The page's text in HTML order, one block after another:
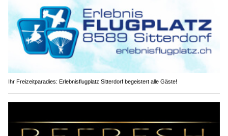
Ihr Freizeitparadies: Erlebnisflugplatz Sitterdorf begeistert alle Gäste!